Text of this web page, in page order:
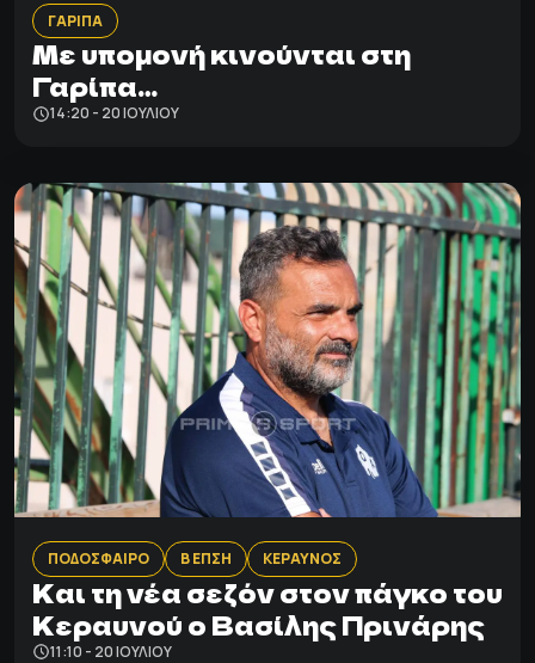
ΓΑΡΙΠΑ
Με υπομονή κινούνται στη
Γαρίπα…
14:20 - 20 ΙΟΥΛΊΟΥ
ΠΟΔΟΣΦΑΙΡΟ Β ΕΠΣΗ ΚΕΡΑΥΝΟΣ
Και τη νέα σεζόν στον πάγκο του
Κεραυνού ο Βασίλης Πρινάρης
11:10 - 20 ΙΟΥΛΊΟΥ